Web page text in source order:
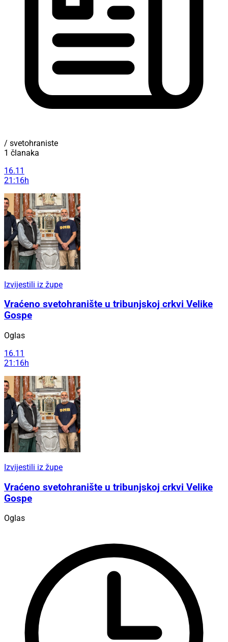
/ svetohraniste
1 članaka
16.11
21:16h
Izvijestili iz župe
Vraćeno svetohranište u tribunjskoj crkvi Velike
Gospe
Oglas
16.11
21:16h
Izvijestili iz župe
Vraćeno svetohranište u tribunjskoj crkvi Velike
Gospe
Oglas